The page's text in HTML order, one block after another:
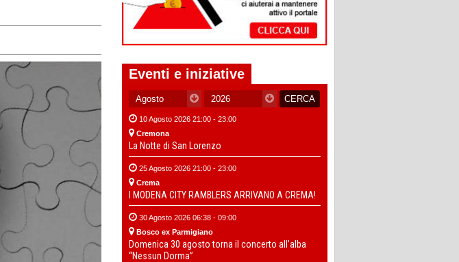
Eventi e iniziative
10 Agosto 2026 21:00 - 23:00
Cremona
La Notte di San Lorenzo
25 Agosto 2026 21:00 - 23:00
Crema
I MODENA CITY RAMBLERS ARRIVANO A CREMA!
30 Agosto 2026 06:38 - 09:00
Bosco ex Parmigiano
Domenica 30 agosto torna il concerto all’alba
“Nessun Dorma”